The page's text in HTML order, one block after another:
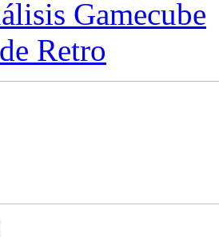
Gamecube
Retro